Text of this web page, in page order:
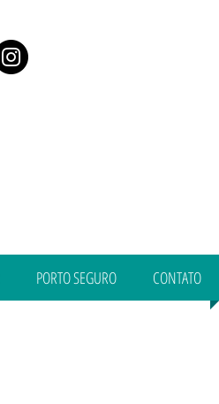
PORTO SEGURO CONTATO